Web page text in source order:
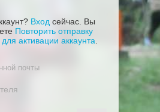
Вход сейчас. Вы
Повторить отправку
активации аккаунта